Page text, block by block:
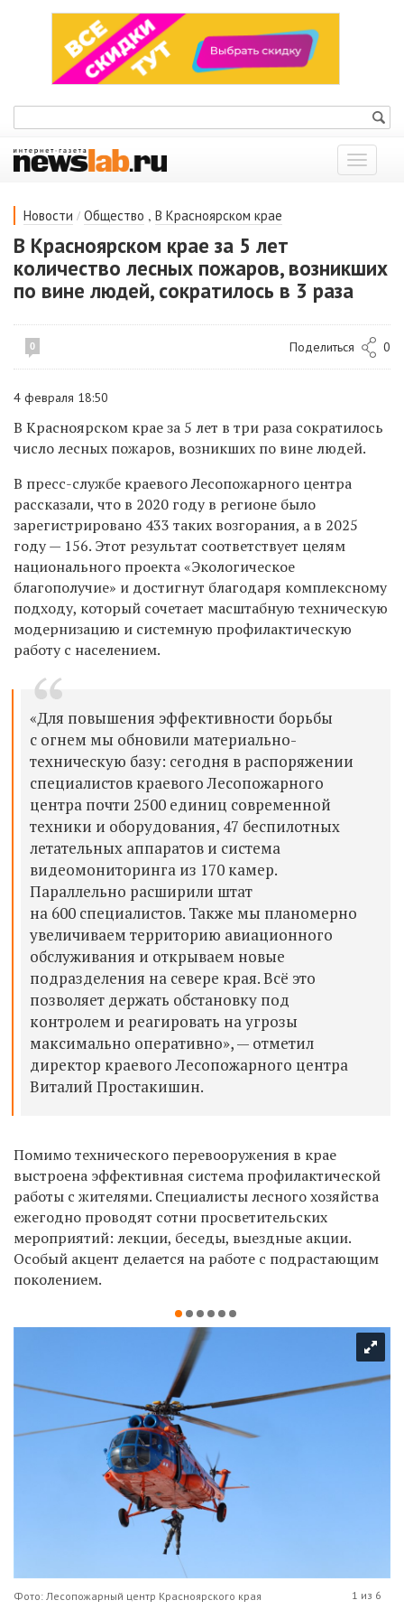
Показать
меню
Новости / Общество , В Красноярском крае
В Красноярском крае за 5 лет
количество лесных пожаров, возникших
по вине людей, сократилось в 3 раза
0 Поделиться 0
4 февраля 18:50
В Красноярском крае за 5 лет в три раза сократилось
число лесных пожаров, возникших по вине людей.
В пресс-службе краевого Лесопожарного центра
рассказали, что в 2020 году в регионе было
зарегистрировано 433 таких возгорания, а в 2025
году — 156. Этот результат соответствует целям
национального проекта «Экологическое
благополучие» и достигнут благодаря комплексному
подходу, который сочетает масштабную техническую
модернизацию и системную профилактическую
работу с населением.
«Для повышения эффективности борьбы
с огнем мы обновили материально-
техническую базу: сегодня в распоряжении
специалистов краевого Лесопожарного
центра почти 2500 единиц современной
техники и оборудования, 47 беспилотных
летательных аппаратов и система
видеомониторинга из 170 камер.
Параллельно расширили штат
на 600 специалистов. Также мы планомерно
увеличиваем территорию авиационного
обслуживания и открываем новые
подразделения на севере края. Всё это
позволяет держать обстановку под
контролем и реагировать на угрозы
максимально оперативно», — отметил
директор краевого Лесопожарного центра
Виталий Простакишин.
Помимо технического перевооружения в крае
выстроена эффективная система профилактической
работы с жителями. Специалисты лесного хозяйства
ежегодно проводят сотни просветительских
мероприятий: лекции, беседы, выездные акции.
Особый акцент делается на работе с подрастающим
поколением.
Фото: Лесопожарный центр Красноярского края 1 из 6